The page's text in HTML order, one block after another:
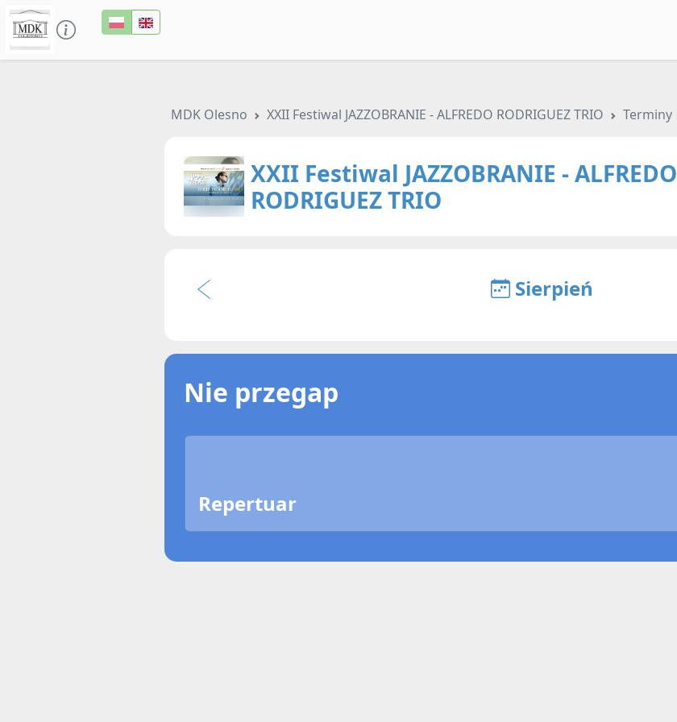
MDK Olesno XXII Festiwal JAZZOBRANIE - ALFREDO RODRIGUEZ TRIO Terminy
XXII Festiwal JAZZOBRANIE - ALFREDO
RODRIGUEZ TRIO
Sierpień
Nie przegap
Repertuar